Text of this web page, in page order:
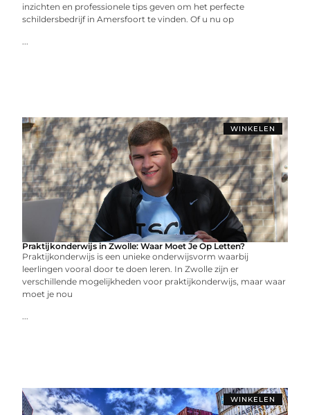
inzichten en professionele tips geven om het perfecte
schildersbedrijf in Amersfoort te vinden. Of u nu op
...
WINKELEN
Praktijkonderwijs in Zwolle: Waar Moet Je Op Letten?
Praktijkonderwijs is een unieke onderwijsvorm waarbij
leerlingen vooral door te doen leren. In Zwolle zijn er
verschillende mogelijkheden voor praktijkonderwijs, maar waar
moet je nou
...
WINKELEN